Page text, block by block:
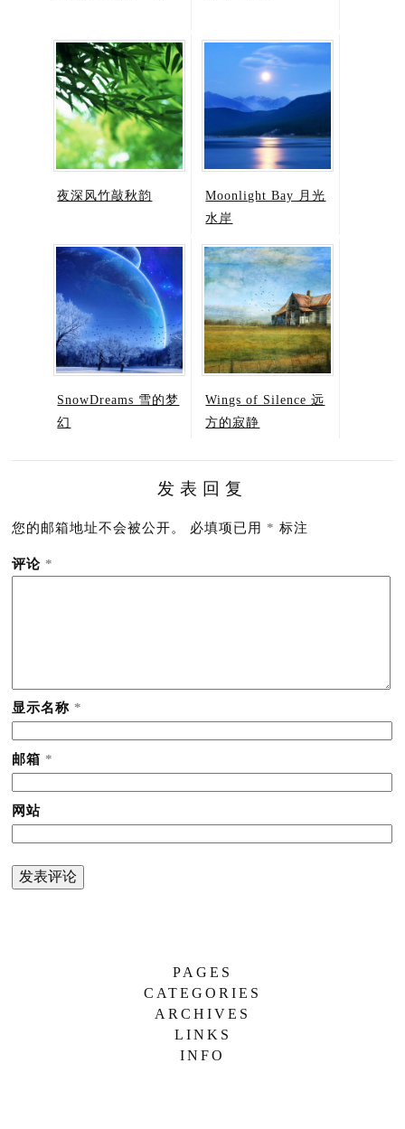
夜深风竹敲秋韵
Moonlight Bay 月光
水岸
SnowDreams 雪的梦
幻
Wings of Silence 远
方的寂静
发表回复
您的邮箱地址不会被公开。 必填项已用 * 标注
评论 *
显示名称 *
邮箱 *
网站
PAGES
简 介
CATEGORIES
哼唱
忧伤
ARCHIVES
2026 年 6 月
LINKS
便携软件站
INFO